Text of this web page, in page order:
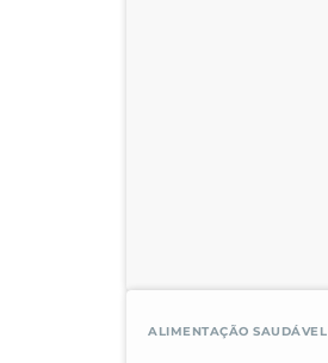
ALIMENTAÇÃO SAUDÁVEL